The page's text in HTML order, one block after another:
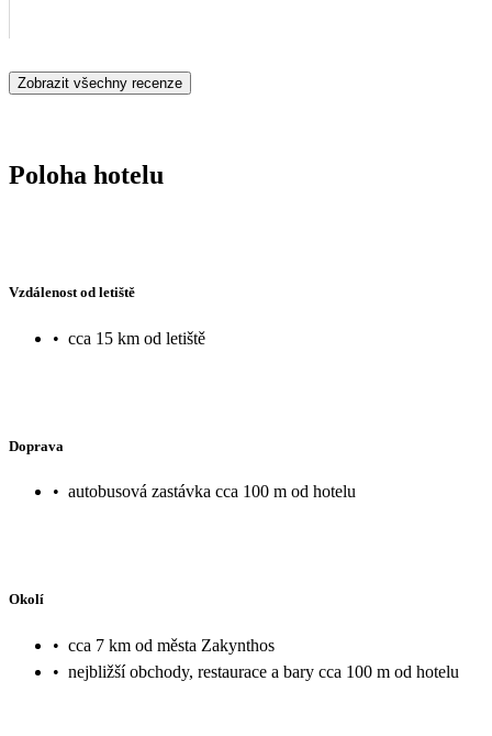
Zobrazit všechny recenze
Poloha hotelu
Vzdálenost od letiště
• cca 15 km od letiště
Doprava
• autobusová zastávka cca 100 m od hotelu
Okolí
• cca 7 km od města Zakynthos
• nejbližší obchody, restaurace a bary cca 100 m od hotelu